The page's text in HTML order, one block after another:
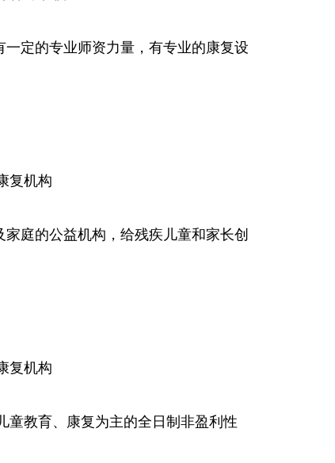
定的专业师资力量，有专业的康复设
复机构
庭的公益机构，给残疾儿童和家长创
复机构
童教育、康复为主的全日制非盈利性